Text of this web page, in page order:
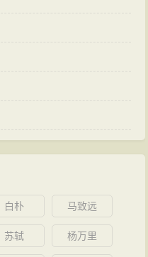
白朴 马致远
苏轼 杨万里